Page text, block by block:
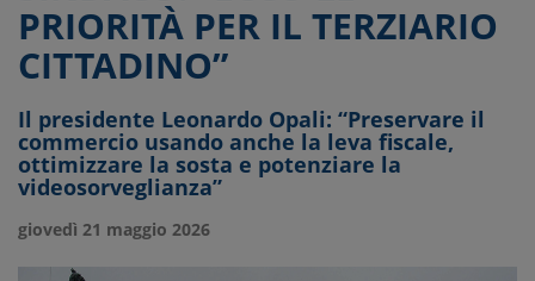
PRIORITÀ PER IL TERZIARIO
CITTADINO”
Il presidente Leonardo Opali: “Preservare il
commercio usando anche la leva fiscale,
ottimizzare la sosta e potenziare la
videosorveglianza”
giovedì 21 maggio 2026